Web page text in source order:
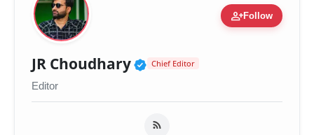
person_addFollow
JR Choudhary Verified Public Figure
Chief Editor
Editor